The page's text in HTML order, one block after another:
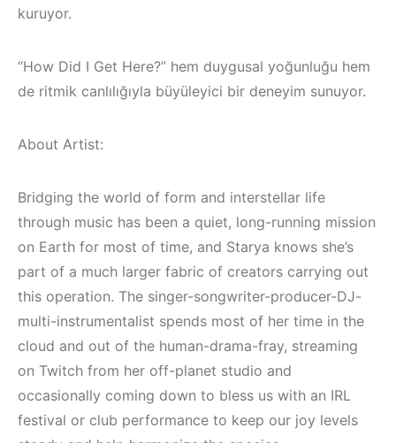
Müzik
2023
Mekanları 2022
(House, Techno,
kuruyor.
“How Did I Get Here?” hem duygusal yoğunluğu hem
de ritmik canlılığıyla büyüleyici bir deneyim sunuyor.
About Artist:
Bridging the world of form and interstellar life
through music has been a quiet, long-running mission
on Earth for most of time, and Starya knows she’s
part of a much larger fabric of creators carrying out
this operation. The singer-songwriter-producer-DJ-
multi-instrumentalist spends most of her time in the
cloud and out of the human-drama-fray, streaming
on Twitch from her off-planet studio and
occasionally coming down to bless us with an IRL
festival or club performance to keep our joy levels